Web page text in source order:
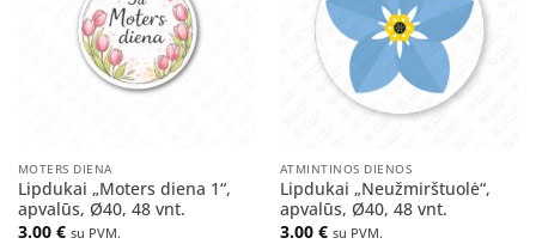
MOTERS DIENA
Lipdukai „Moters diena 1“,
apvalūs, Ø40, 48 vnt.
3.00 € su PVM.
ATMINTINOS DIENOS
Lipdukai „Neužmirštuolė“,
apvalūs, Ø40, 48 vnt.
3.00 € su PVM.